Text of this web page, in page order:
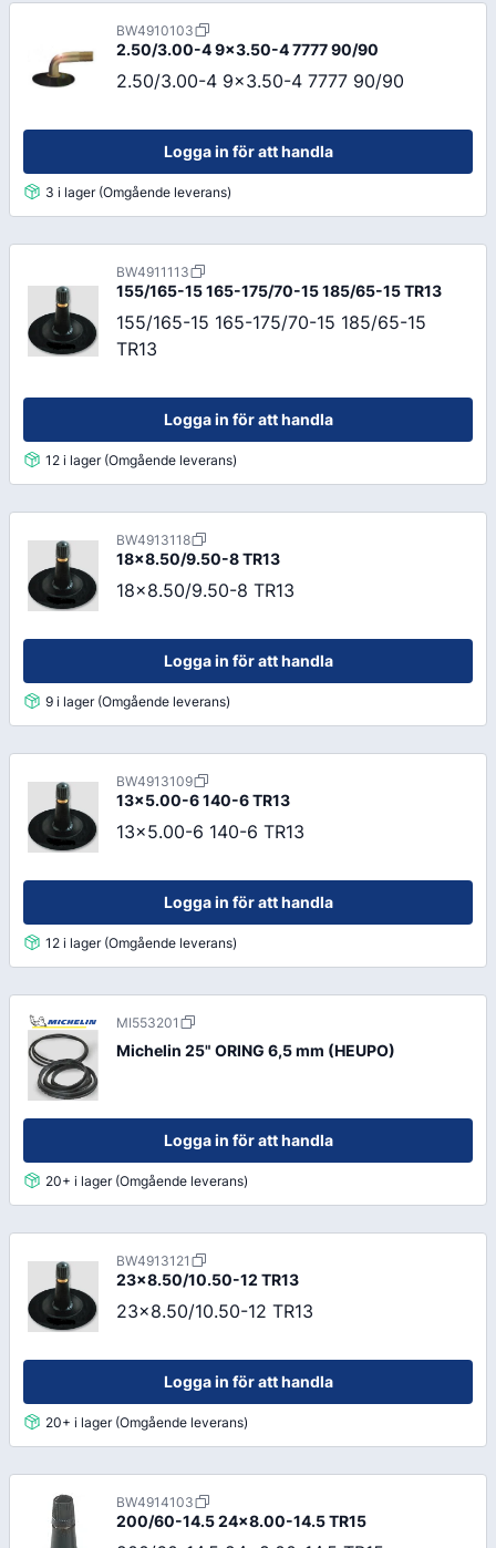
BW4910103
2.50/3.00-4 9x3.50-4 7777 90/90
2.50/3.00-4 9x3.50-4 7777 90/90
Logga in för att handla
3 i lager (Omgående leverans)
BW4911113
155/165-15 165-175/70-15 185/65-15 TR13
155/165-15 165-175/70-15 185/65-15
TR13
Logga in för att handla
12 i lager (Omgående leverans)
BW4913118
18x8.50/9.50-8 TR13
18x8.50/9.50-8 TR13
Logga in för att handla
9 i lager (Omgående leverans)
BW4913109
13x5.00-6 140-6 TR13
13x5.00-6 140-6 TR13
Logga in för att handla
12 i lager (Omgående leverans)
MI553201
Michelin 25" ORING 6,5 mm (HEUPO)
Logga in för att handla
20+ i lager (Omgående leverans)
BW4913121
23x8.50/10.50-12 TR13
23x8.50/10.50-12 TR13
Logga in för att handla
20+ i lager (Omgående leverans)
BW4914103
200/60-14.5 24x8.00-14.5 TR15